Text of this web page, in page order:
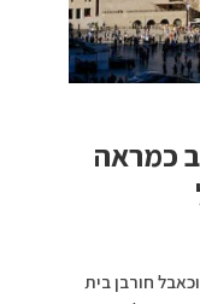
כמראה
חורבן בית